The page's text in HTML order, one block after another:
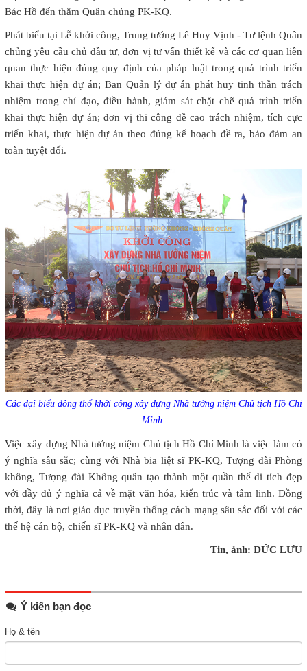
Bác Hồ đến thăm Quân chủng PK-KQ.
Phát biểu tại Lễ khởi công, Trung tướng Lê Huy Vịnh - Tư lệnh Quân
chủng yêu cầu chủ đầu tư, đơn vị tư vấn thiết kế và các cơ quan liên
quan thực hiện đúng quy định của pháp luật trong quá trình triển
khai thực hiện dự án; Ban Quản lý dự án phát huy tinh thần trách
nhiệm trong chỉ đạo, điều hành, giám sát chặt chẽ quá trình triển
khai thực hiện dự án; đơn vị thi công đề cao trách nhiệm, tích cực
triển khai, thực hiện dự án theo đúng kế hoạch đề ra, bảo đảm an
toàn tuyệt đối.
Các đại biểu động thổ khởi công xây dựng Nhà tưởng niệm Chủ tịch Hồ Chí
Minh.
Việc xây dựng Nhà tưởng niệm Chủ tịch Hồ Chí Minh là việc làm có
ý nghĩa sâu sắc; cùng với Nhà bia liệt sĩ PK-KQ, Tượng đài Phòng
không, Tượng đài Không quân tạo thành một quần thể di tích đẹp
với đầy đủ ý nghĩa cả về mặt văn hóa, kiến trúc và tâm linh. Đồng
thời, đây là nơi giáo dục truyền thống cách mạng sâu sắc đối với các
thế hệ cán bộ, chiến sĩ PK-KQ và nhân dân.
Tin, ảnh: ĐỨC LƯU
Ý kiến bạn đọc
Họ & tên